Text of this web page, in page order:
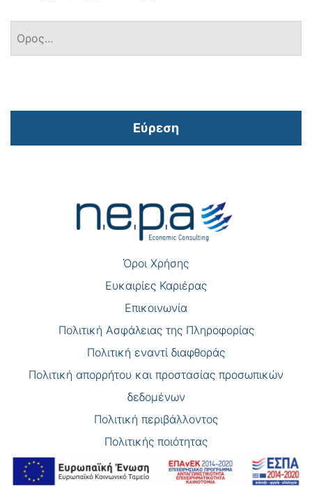
Εύρεση
άρθρων
Όροι Χρήσης
Eυκαιρίες Καριέρας
Επικοινωνία
Πολιτική Ασφάλειας της Πληροφορίας
Πολιτική εναντί διαφθοράς
Πολιτική απορρήτου και προστασίας προσωπικών
δεδομένων
Πολιτική περιβάλλοντος
Πολιτικής ποιότητας